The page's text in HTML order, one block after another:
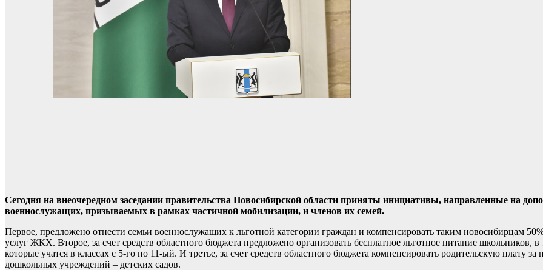
Сегодня на внеочередном заседании правительства Новосибирской области приняты инициативы, направленные на
военнослужащих, призываемых в рамках частичной мобилизации, и членов их семей.
Первое, предложено отнести семьи военнослужащих к льготной категории граждан и компенсировать таким новосибирцам
услуг ЖКХ. Второе, за счет средств областного бюджета предложено организовать бесплатное льготное питание школьников, в
которые учатся в классах с 5-го по 11-ый. И третье, за счет средств областного бюджета компенсировать родительскую плату за
дошкольных учреждений – детских садов.